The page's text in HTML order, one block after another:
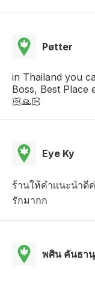
Pøtter
in Thailand you
Boss, Best Place
🏻🙏🏻
Eye Ky
ร้านให้คำเเนะนำดี
รักมากก
พศิน คันธา